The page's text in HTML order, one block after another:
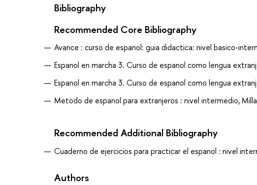
Bibliography
Recommended Core Bibliography
Avance : curso de espanol: guia didactica: nivel basico-
Espanol en marcha 3. Curso de espanol como lengua
Espanol en marcha 3. Curso de espanol como lengua
Metodo de espanol para extranjeros : nivel intermedio,
Recommended Additional Bibliography
Cuaderno de ejercicios para practicar el espanol : nivel
Authors